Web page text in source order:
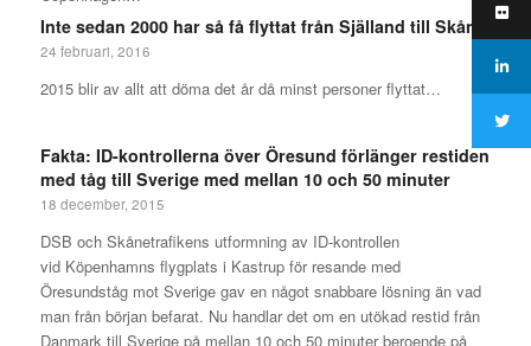
Inte sedan 2000 har så få flyttat från Själland till Skåne
24 februari, 2016
2015 blir av allt att döma det år då minst personer flyttat…
Fakta: ID-kontrollerna över Öresund förlänger restiden
med tåg till Sverige med mellan 10 och 50 minuter
18 december, 2015
DSB och Skånetrafikens utformning av ID-kontrollen
vid Köpenhamns flygplats i Kastrup för resande med
Öresundståg mot Sverige gav en något snabbare lösning än vad
man från början befarat. Nu handlar det om en utökad restid från
Danmark till Sverige på mellan 10 och 50 minuter beroende på